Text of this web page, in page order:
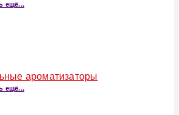
ещё...
ароматизаторы
ещё...